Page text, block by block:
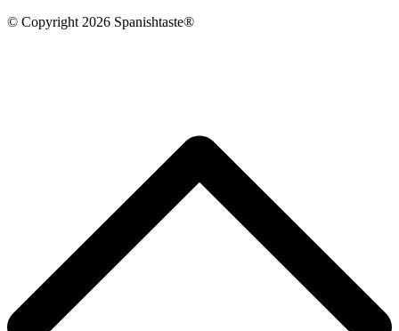
© Copyright 2026 Spanishtaste®